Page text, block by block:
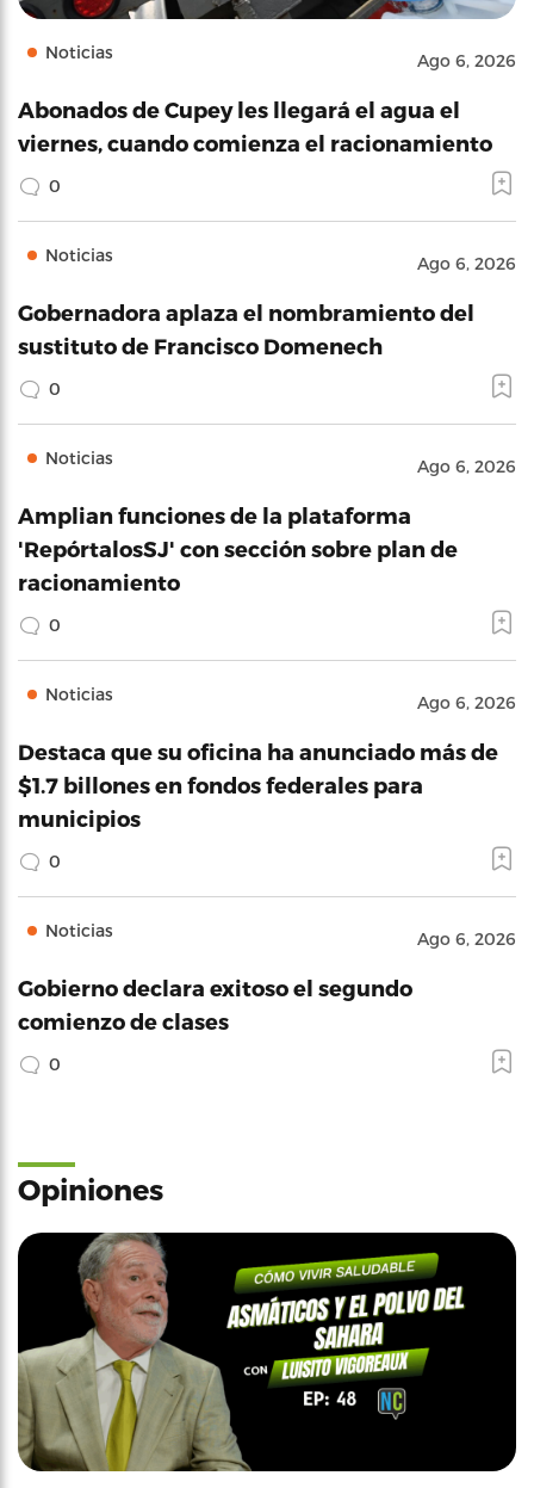
Noticias Ago 6, 2026
Abonados de Cupey les llegará el agua el
viernes, cuando comienza el racionamiento
0
Noticias Ago 6, 2026
Gobernadora aplaza el nombramiento del
sustituto de Francisco Domenech
0
Noticias Ago 6, 2026
Amplian funciones de la plataforma
'RepórtalosSJ' con sección sobre plan de
racionamiento
0
Noticias Ago 6, 2026
Destaca que su oficina ha anunciado más de
$1.7 billones en fondos federales para
municipios
0
Noticias Ago 6, 2026
Gobierno declara exitoso el segundo
comienzo de clases
0
Opiniones